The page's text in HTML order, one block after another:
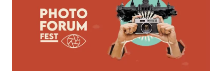
I
M
P
R
O
R
A
S